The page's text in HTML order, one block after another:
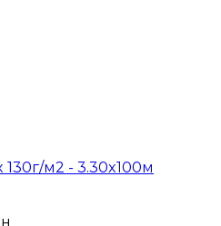
м2 - 3.30x100м